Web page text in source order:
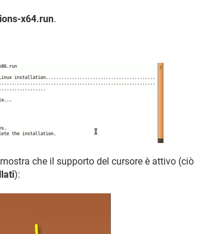
x64.run.
che il supporto del cursore è attivo (ciò
):